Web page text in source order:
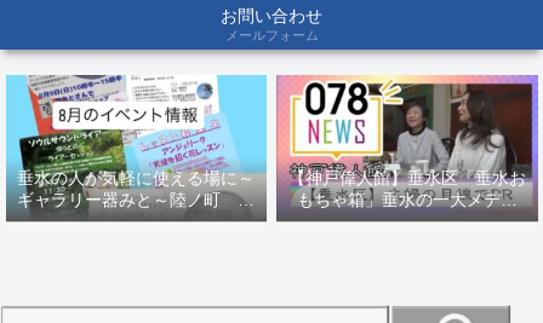
お問い合わせ
メールフォーム
垂水の人が気軽に使える場に～
ギャラリー器みと～陸ノ町 ８
月のイベント情報
【神戸偉人館】垂水区「垂水お
もちゃ箱」垂水の一大メディ
ア！？｜神戸の魅力を凸インタ